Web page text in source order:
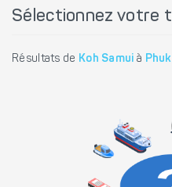
Sélectionnez votre
Résultats de Koh Samui à